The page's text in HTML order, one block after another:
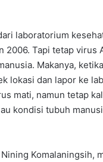
laboratorium
2006. Tapi tetap virus
Makanya,
lokasi dan lapor ke
mati, namun tetap
kondisi tubuh
Komalaningsih,